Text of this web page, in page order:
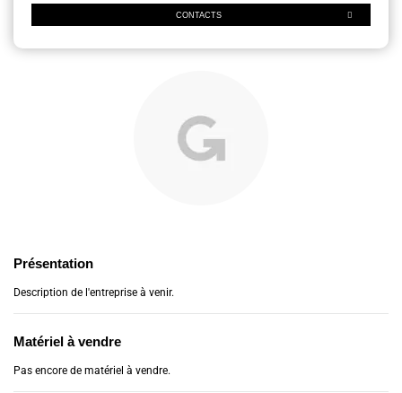
CONTACTS
Présentation
Description de l'entreprise à venir.
Matériel à vendre
Pas encore de matériel à vendre.